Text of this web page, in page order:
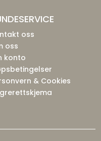
oss
oss
konto
& Cookies